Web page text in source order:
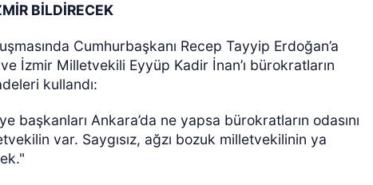
BİLDİRECEK
Cumhurbaşkanı Recep Tayyip Erdoğan’a
İzmir Milletvekili Eyyüp Kadir İnan’ı bürokratların
kullandı:
başkanları Ankara’da ne yapsa bürokratların odasını
var. Saygısız, ağzı bozuk milletvekilinin ya